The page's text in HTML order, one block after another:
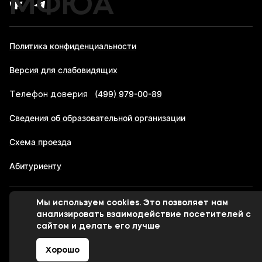
МФЮА
Политика конфиденциальности
Версия для слабовидящих
Телефон доверия (499) 979-00-89
Сведения об образовательной организации
Схема проезда
Абитуриенту
© 1998-2026 Московский финансово-юридический
университет МФЮА
Сделано в
Мы используем cookies. Это позволяет нам
анализировать взаимодействие посетителей с
сайтом и делать его лучше
Хорошо